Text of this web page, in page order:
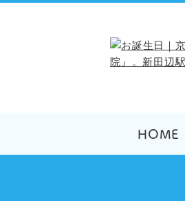
HOME